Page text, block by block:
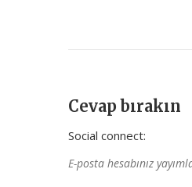
Cevap bırakın
Social connect:
E-posta hesabınız